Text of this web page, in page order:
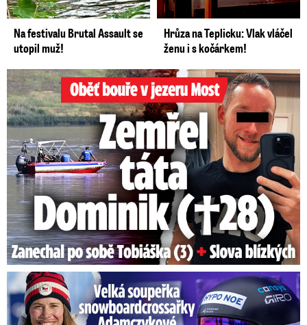
Na festivalu Brutal Assault se
utopil muž!
Hrůza na Teplicku: Vlak vláčel
ženu i s kočárkem!
Oběť bouře v jezeru Most: Zemřel táta Dominik (†28)
Velká soupeřka Adamczykové: Šokující konec!